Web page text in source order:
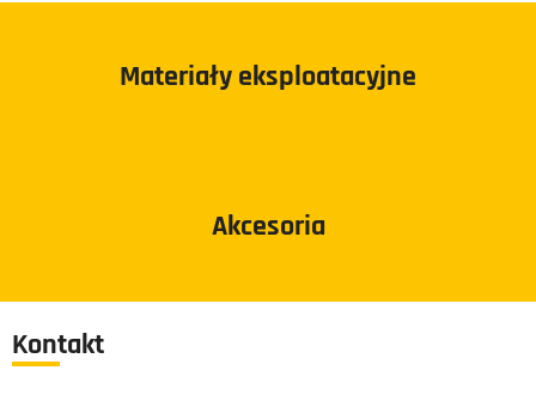
Materiały eksploatacyjne
Akcesoria
Kontakt